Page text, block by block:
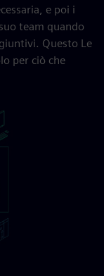
e poi i
team quando
Questo Le
per ciò che